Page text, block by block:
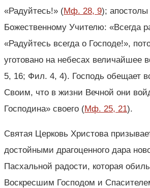
«Радуйтесь!» (Мф. 28, 9); апостолы
Божественному Учителю: «Всегда
«Радуйтесь всегда о Господе!»,
уготовано на небесах величайшее
5, 16; Фил. 4, 4). Господь обещает
Своим, что в жизни Вечной они
Господина» своего (Мф. 25, 21).
Святая Церковь Христова
достойными драгоценного дара
Пасхальной радости, которая
Воскресшим Господом и